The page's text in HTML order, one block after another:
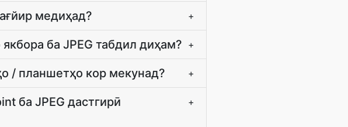
медиҳад? +
ба JPEG табдил диҳам? +
/ планшетҳо кор мекунад? +
ба JPEG дастгирӣ
+